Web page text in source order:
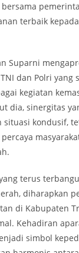
terbaik
Suparni
dan Polri yang
kegiatan
dia, sinergitas
situasi kondusif,
terus
diharapkan
di Kabupaten
Kehadiran
simbol